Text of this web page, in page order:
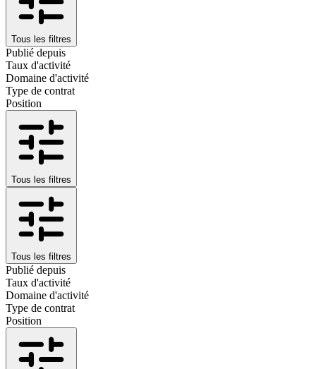
Tous les filtres
Publié depuis
Taux d'activité
Domaine d'activité
Type de contrat
Position
Tous les filtres
Tous les filtres
Publié depuis
Taux d'activité
Domaine d'activité
Type de contrat
Position